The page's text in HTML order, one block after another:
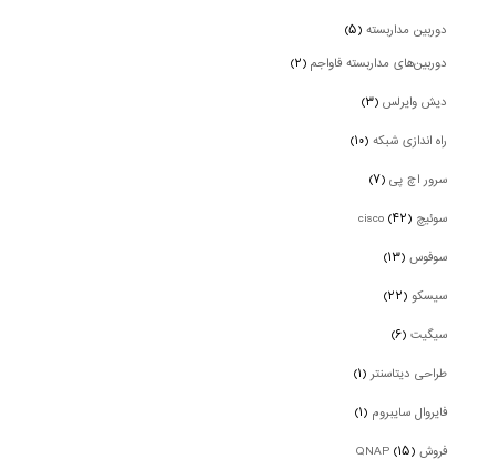
دوربین‌ مداربسته(۵)
دوربین‌های مداربسته فاواجم(۲)
دیش وایرلس(۳)
راه اندازی شبکه(۱۰)
سرور اچ پی(۷)
سوئیچ cisco (۴۲)
سوفوس(۱۳)
سیسکو(۲۲)
سیگیت(۶)
طراحی دیتاسنتر (۱)
فایروال سایبروم (۱)
فروش QNAP (۱۵)